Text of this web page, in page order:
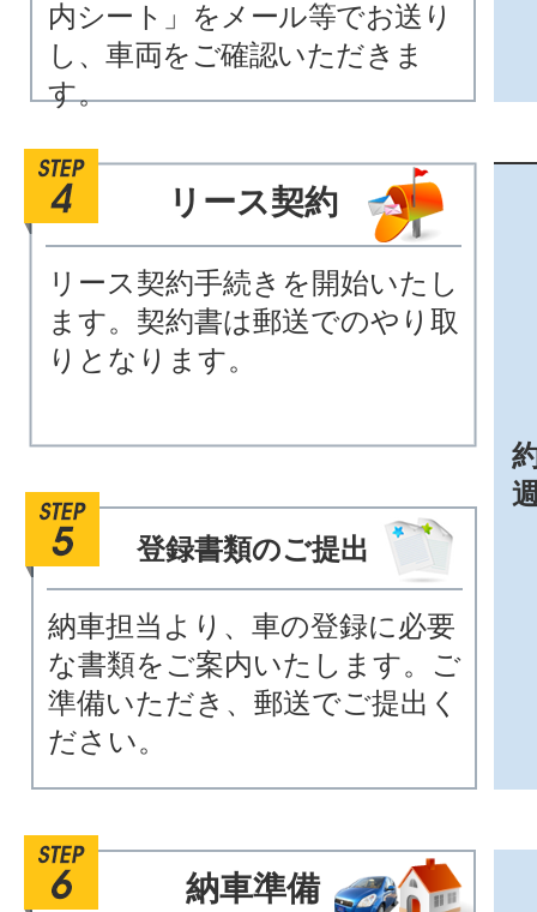
内シート」をメール等でお送り
し、車両をご確認いただきま
す。
リース契約
リース契約手続きを開始いたし
ます。契約書は郵送でのやり取
りとなります。
登録書類のご提出
納車担当より、車の登録に必要
な書類をご案内いたします。ご
準備いただき、郵送でご提出く
ださい。
納車準備